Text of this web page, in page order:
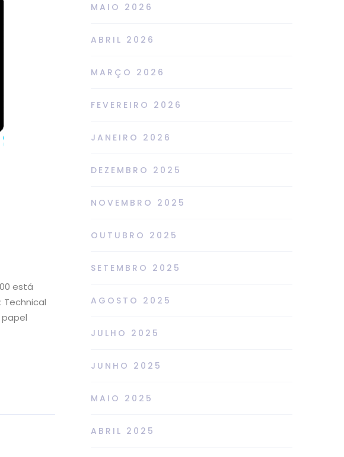
está
Technical
MAIO 2026
ABRIL 2026
MARÇO 2026
FEVEREIRO 2026
JANEIRO 2026
DEZEMBRO 2025
NOVEMBRO 2025
OUTUBRO 2025
SETEMBRO 2025
AGOSTO 2025
JULHO 2025
JUNHO 2025
MAIO 2025
ABRIL 2025